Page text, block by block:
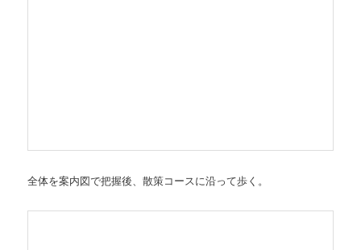
全体を案内図で把握後、散策コースに沿って歩く。